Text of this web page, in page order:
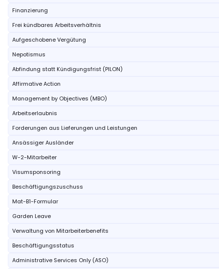
Finanzierung
Frei kündbares Arbeitsverhältnis
Aufgeschobene Vergütung
Nepotismus
Abfindung statt Kündigungsfrist (PILON)
Affirmative Action
Management by Objectives (MBO)
Arbeitserlaubnis
Forderungen aus Lieferungen und Leistungen
Ansässiger Ausländer
W-2-Mitarbeiter
Visumsponsoring
Beschäftigungszuschuss
Mat-B1-Formular
Garden Leave
Verwaltung von Mitarbeiterbenefits
Beschäftigungsstatus
Administrative Services Only (ASO)